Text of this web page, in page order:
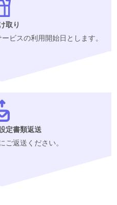
取り
ビスの利用開始日とします。
定書類返送
ご返送ください。